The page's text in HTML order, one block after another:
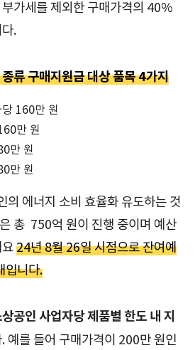
가세를 제외한 구매가격의 40%
.
류 구매지원금 대상 품목 4가지
160만 원
만 원
만 원
만 원
의 에너지 소비 효율화 유도하는 것
총 750억 원이 진행 중이며 예산
24년 8월 26일 시점으로 잔여예
입니다.
공인 사업자당 제품별 한도 내 지
예를 들어 구매가격이 200만 원인